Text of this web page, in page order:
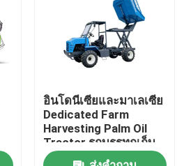
อินโดนีเซียและมาเลเซีย
Dedicated Farm
Harvesting Palm Oil
Tractor รถบรรทุกเก็บ
เกี่ยวปาล์ม